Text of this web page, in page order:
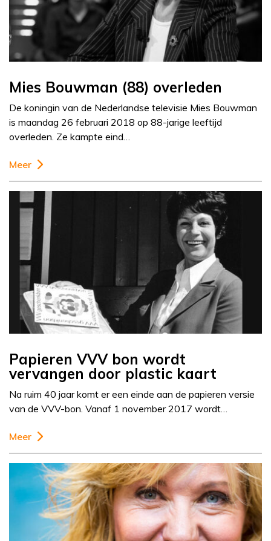
Mies Bouwman (88) overleden
De koningin van de Nederlandse televisie Mies Bouwman
is maandag 26 februari 2018 op 88-jarige leeftijd
overleden. Ze kampte eind…
Meer
Papieren VVV bon wordt
vervangen door plastic kaart
Na ruim 40 jaar komt er een einde aan de papieren versie
van de VVV-bon. Vanaf 1 november 2017 wordt…
Meer